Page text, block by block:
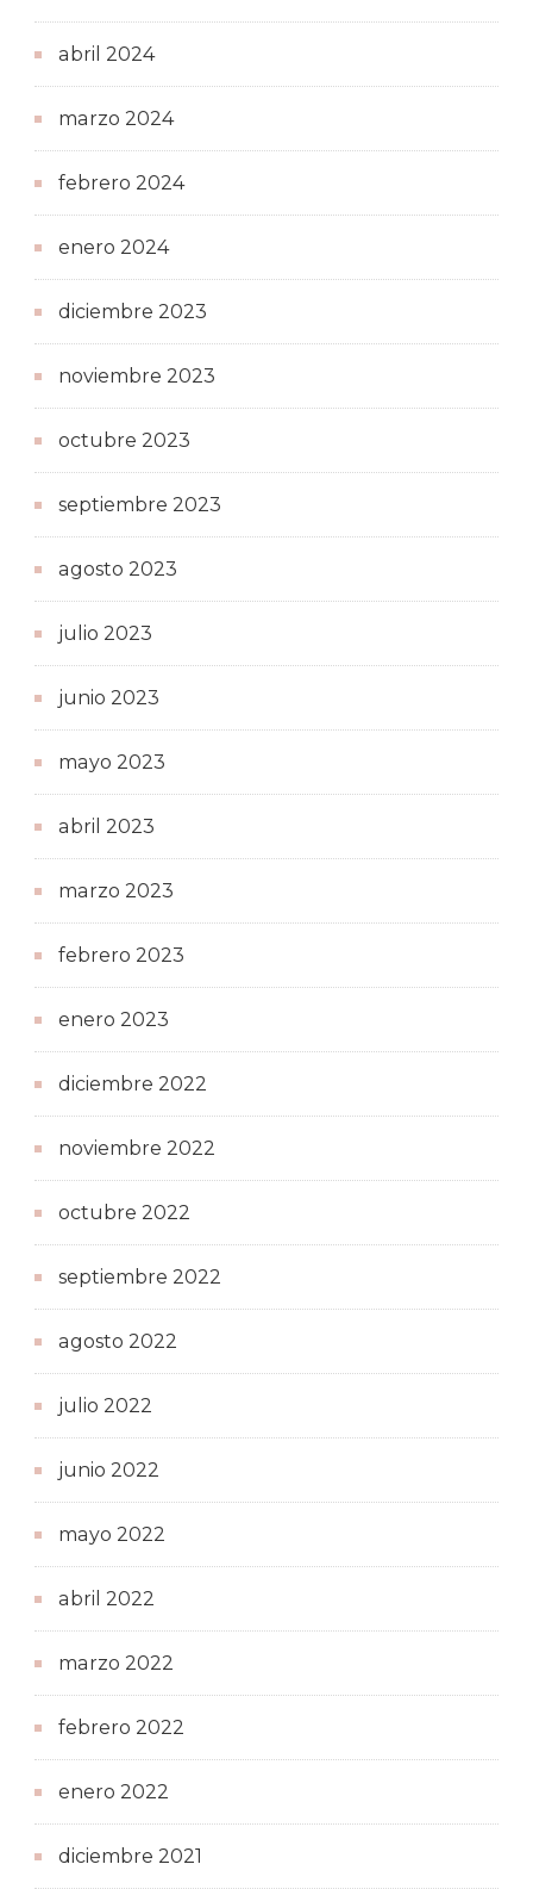
abril 2024
marzo 2024
febrero 2024
enero 2024
diciembre 2023
noviembre 2023
octubre 2023
septiembre 2023
agosto 2023
julio 2023
junio 2023
mayo 2023
abril 2023
marzo 2023
febrero 2023
enero 2023
diciembre 2022
noviembre 2022
octubre 2022
septiembre 2022
agosto 2022
julio 2022
junio 2022
mayo 2022
abril 2022
marzo 2022
febrero 2022
enero 2022
diciembre 2021